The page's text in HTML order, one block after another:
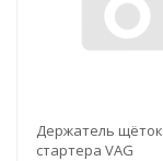
Держатель щёток
стартера VAG